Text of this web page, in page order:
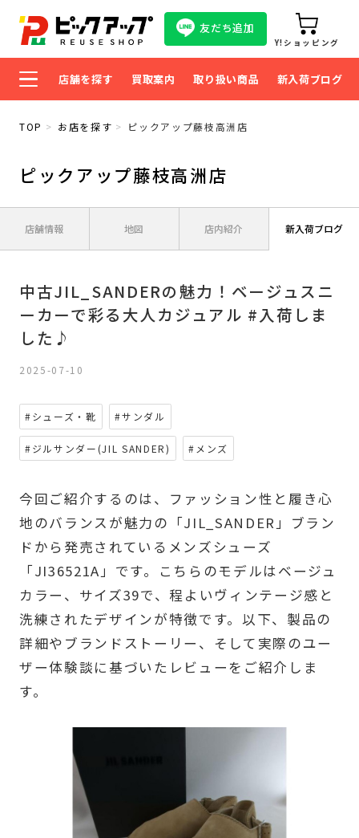
友だち追加
Y!ショッピング
店舗を探す 買取案内 取り扱い商品 新入荷ブログ
TOP お店を探す ピックアップ藤枝高洲店
ピックアップ藤枝高洲店
店舗情報 地図 店内紹介 新入荷ブログ
中古JIL_SANDERの魅力！ベージュスニ
ーカーで彩る大人カジュアル #入荷しま
した♪
2025-07-10
#シューズ・靴 #サンダル
#ジルサンダー(JIL SANDER) #メンズ
今回ご紹介するのは、ファッション性と履き心
地のバランスが魅力の「JIL_SANDER」ブラン
ドから発売されているメンズシューズ
「JI36521A」です。こちらのモデルはベージュ
カラー、サイズ39で、程よいヴィンテージ感と
洗練されたデザインが特徴です。以下、製品の
詳細やブランドストーリー、そして実際のユー
ザー体験談に基づいたレビューをご紹介しま
す。